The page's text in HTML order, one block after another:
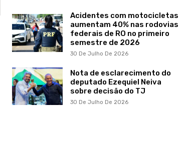
Acidentes com motocicletas
aumentam 40% nas rodovias
federais de RO no primeiro
semestre de 2026
30 De Julho De 2026
Nota de esclarecimento do
deputado Ezequiel Neiva
sobre decisão do TJ
30 De Julho De 2026